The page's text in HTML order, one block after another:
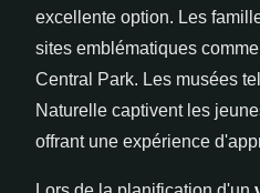
excellente option. Les
sites emblématiques
Central Park. Les musées
Naturelle captivent les
offrant une expérience